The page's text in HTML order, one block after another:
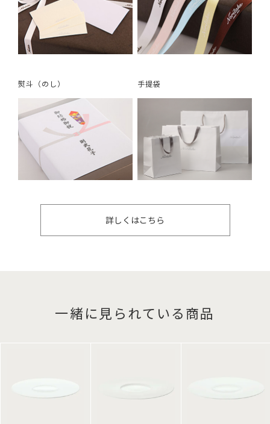
熨斗（のし） 手提袋
詳しくはこちら
一緒に見られている商品